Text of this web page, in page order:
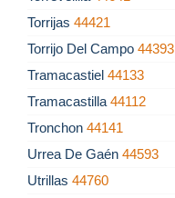
Torrijas 44421
Torrijo Del Campo 44393
Tramacastiel 44133
Tramacastilla 44112
Tronchon 44141
Urrea De Gaén 44593
Utrillas 44760